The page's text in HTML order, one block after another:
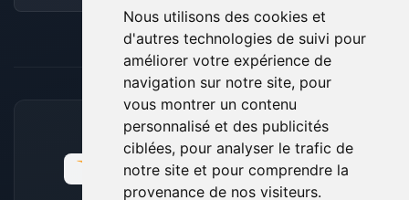
Nous utilisons des cookies et
d'autres technologies de suivi pour
améliorer votre expérience de
navigation sur notre site, pour
vous montrer un contenu
personnalisé et des publicités
ciblées, pour analyser le trafic de
notre site et pour comprendre la
provenance de nos visiteurs.
MOYENS DE PAIEMENT ACCEPTÉS